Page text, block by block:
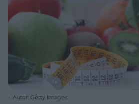
Autor: Getty Images